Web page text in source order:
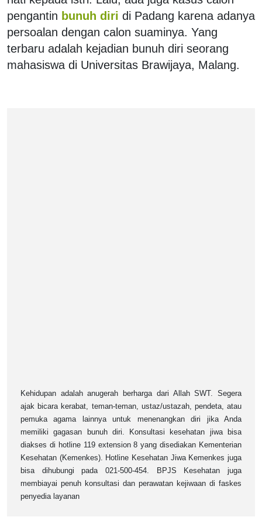
pengantin bunuh diri di Padang karena adanya
persoalan dengan calon suaminya. Yang
terbaru adalah kejadian bunuh diri seorang
mahasiswa di Universitas Brawijaya, Malang.
Kehidupan adalah anugerah berharga dari Allah SWT. Segera
ajak bicara kerabat, teman-teman, ustaz/ustazah, pendeta, atau
pemuka agama lainnya untuk menenangkan diri jika Anda
memiliki gagasan bunuh diri. Konsultasi kesehatan jiwa bisa
diakses di hotline 119 extension 8 yang disediakan Kementerian
Kesehatan (Kemenkes). Hotline Kesehatan Jiwa Kemenkes juga
bisa dihubungi pada 021-500-454. BPJS Kesehatan juga
membiayai penuh konsultasi dan perawatan kejiwaan di faskes
penyedia layanan